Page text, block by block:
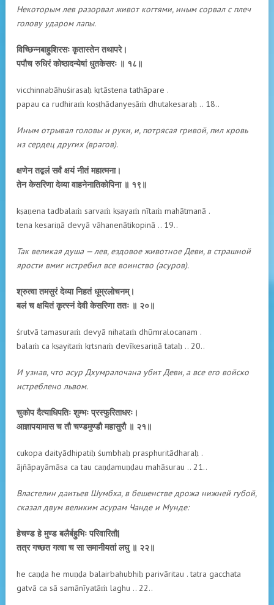
Некоторым лев разорвал живот когтями, иным сорвал с плеч
голову ударом лапы.
विच्छिन्नबाहुशिरसः कृतास्तेन तथापरे।
पपौच रुधिरं कोष्ठादन्येषां धुतकेसरः ॥ १८॥
vicchinnabāhuśirasaḥ kṛtāstena tathāpare .
papau ca rudhiraṁ koṣṭhādanyeṣāṁ dhutakesaraḥ .. 18..
Иным отрывал головы и руки, и, потрясая гривой, пил кровь
из сердец других (врагов).
क्षणेन तद्बलं सर्वं क्षयं नीतं महात्मना।
तेन केसरिणा देव्या वाहनेनातिकोपिना ॥ १९॥
kṣaṇena tadbalaṁ sarvaṁ kṣayaṁ nītaṁ mahātmanā .
tena kesariṇā devyā vāhanenātikopinā .. 19..
Так великая душа — лев, ездовое животное Деви, в страшной
ярости вмиг истребил все воинство (асуров).
श्रुत्वा तमसुरं देव्या निहतं धूम्रलोचनम्।
बलं च क्षयितं कृत्स्नं देवी केसरिणा ततः ॥ २०॥
śrutvā tamasuraṁ devyā nihataṁ dhūmralocanam .
balaṁ ca kṣayitaṁ kṛtsnaṁ devīkesariṇā tataḥ .. 20..
И узнав, что асур Дхумралочана убит Деви, а все его войско
истреблено львом.
चुकोप दैत्याधिपतिः शुम्भः प्रस्फुरिताधरः।
आज्ञापयामास च तौ चण्डमुण्डौ महासुरौ ॥ २१॥
cukopa daityādhipatiḥ śumbhaḥ prasphuritādharaḥ .
ājñāpayāmāsa ca tau caṇḍamuṇḍau mahāsurau .. 21..
Властелин даитьев Шумбха, в бешенстве дрожа нижней губой,
сказал двум великим асурам Чанде и Мунде:
हेचण्ड हे मुण्ड बलैर्बहुभिः परिवारितौ|
तत्र गच्छत गत्वा च सा समानीयतां लघु ॥ २२॥
he caṇḍa he muṇḍa balairbahubhiḥ parivāritau . tatra gacchata
gatvā ca sā samānīyatāṁ laghu .. 22..